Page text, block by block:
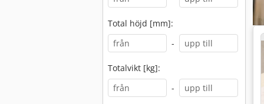
Total höjd [mm]:
-
Totalvikt [kg]:
-